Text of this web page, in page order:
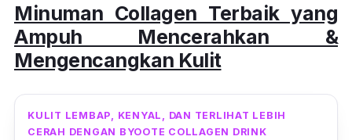
Minuman Collagen Terbaik yang
Ampuh Mencerahkan &
Mengencangkan Kulit
KULIT LEMBAP, KENYAL, DAN TERLIHAT LEBIH
CERAH DENGAN BYOOTE COLLAGEN DRINK